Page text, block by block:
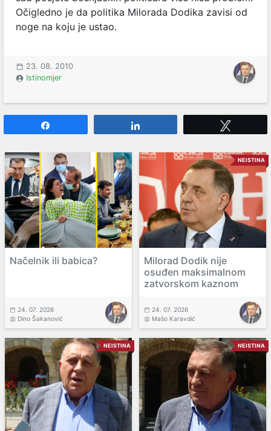
Očigledno je da politika Milorada Dodika zavisi od
noge na koju je ustao.
23. 08. 2010
Istinomjer
Načelnik ili babica?
24. 07. 2026
Dino Šakanović
NEISTINA
Milorad Dodik nije
osuđen maksimalnom
zatvorskom kaznom
24. 07. 2026
Mašo Karavdić
NEISTINA NEISTINA